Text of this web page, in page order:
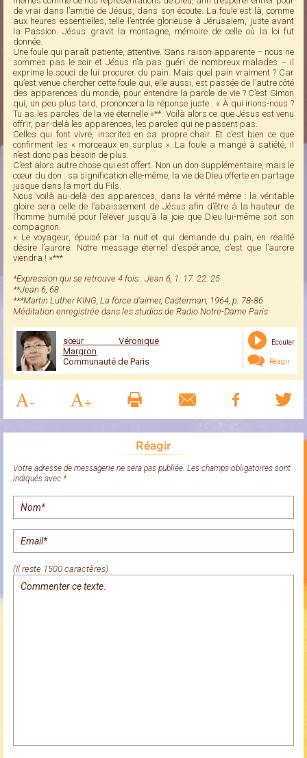
de vrai dans l’amitié de Jésus, dans son écoute. La foule est là, comme
aux heures essentielles, telle l’entrée glorieuse à Jérusalem, juste avant
la Passion. Jésus gravit la montagne, mémoire de celle où la loi fut
donnée.
Une foule qui paraît patiente, attentive. Sans raison apparente – nous ne
sommes pas le soir et Jésus n’a pas guéri de nombreux malades – il
exprime le souci de lui procurer du pain. Mais quel pain vraiment ? Car
qu’est venue chercher cette foule qui, elle aussi, est passée de l’autre côté
des apparences du monde, pour entendre la parole de vie ? C’est Simon
qui, un peu plus tard, prononcera la réponse juste : « À qui irions-nous ?
Tu as les paroles de la vie éternelle »**. Voilà alors ce que Jésus est venu
offrir, par-delà les apparences, les paroles qui ne passent pas.
Celles qui font vivre, inscrites en sa propre chair. Et c’est bien ce que
confirment les « morceaux en surplus ». La foule a mangé à satiété, il
n’est donc pas besoin de plus.
C’est alors autre chose qui est offert. Non un don supplémentaire, mais le
cœur du don : sa signification elle-même, la vie de Dieu offerte en partage
jusque dans la mort du Fils.
Nous voilà au-delà des apparences, dans la vérité même : la véritable
gloire sera celle de l’abaissement de Jésus afin d’être à la hauteur de
l’homme humilié pour l’élever jusqu’à la joie que Dieu lui-même soit son
compagnon.
« Le voyageur, épuisé par la nuit et qui demande du pain, en réalité
désire l’aurore. Notre message éternel d’espérance, c’est que l’aurore
viendra ! »***
*Expression qui se retrouve 4 fois : Jean 6, 1. 17. 22. 25
**Jean 6, 68
***Martin Luther KING, La force d’aimer, Casterman, 1964, p. 78-86
Méditation enregistrée dans les studios de Radio Notre-Dame Paris
sœur Véronique
Margron
Communauté de Paris
Ecouter
Réagir
Réagir
Votre adresse de messagerie ne sera pas publiée. Les champs obligatoires sont
indiqués avec *
(Il reste 1500 caractères)